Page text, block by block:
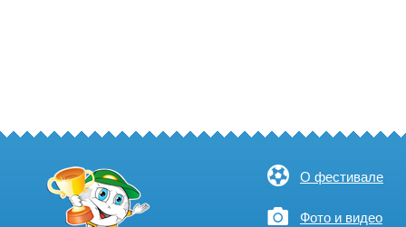
О фестивале
Фото и видео